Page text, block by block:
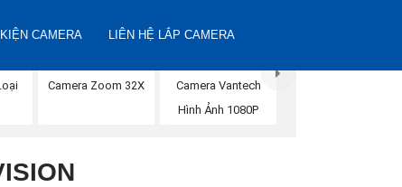
CAMERA LIÊN HỆ LẮP CAMERA
Camera Zoom 32X
Camera Vantech
Hình Ảnh 1080P